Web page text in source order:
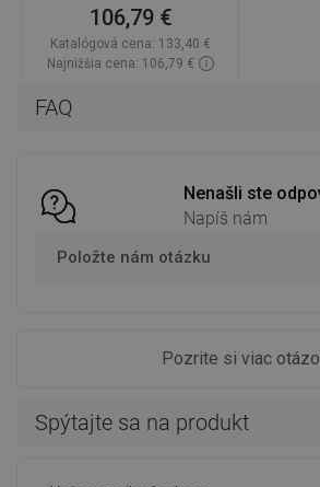
FAQ
Nenašli ste
Napíš nám
Položte nám otázku
Pozrite si viac
Spýtajte sa na produkt
106,79 €
Katalógová cena: 133,40 €
Najnižšia cena: 106,79 €